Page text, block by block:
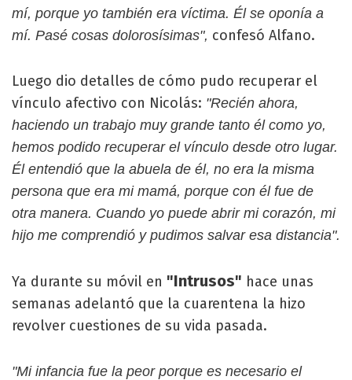
mí, porque yo también era víctima. Él se oponía a
mí. Pasé cosas dolorosísimas", confesó Alfano.
Luego dio detalles de cómo pudo recuperar el
vínculo afectivo con Nicolás: "Recién ahora,
haciendo un trabajo muy grande tanto él como yo,
hemos podido recuperar el vínculo desde otro lugar.
Él entendió que la abuela de él, no era la misma
persona que era mi mamá, porque con él fue de
otra manera. Cuando yo puede abrir mi corazón, mi
hijo me comprendió y pudimos salvar esa distancia".
Ya durante su móvil en "Intrusos" hace unas
semanas adelantó que la cuarentena la hizo
revolver cuestiones de su vida pasada.
"Mi infancia fue la peor porque es necesario el